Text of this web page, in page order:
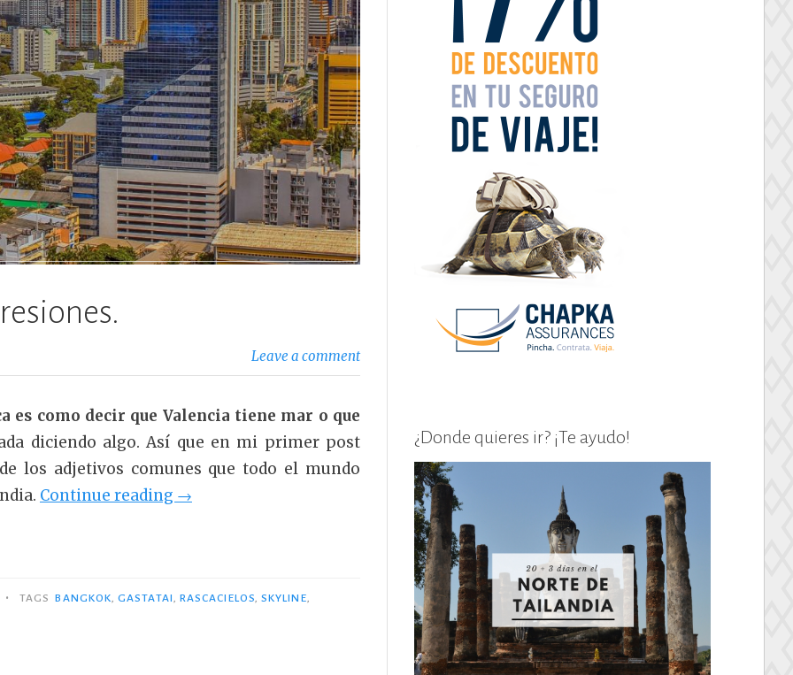
Leave a comment
es como decir que Valencia tiene mar o que
diciendo algo. Así que en mi primer post
los adjetivos comunes que todo el mundo
Continue reading «Bangkok,
→
• TAGS BANGKOK,GASTATAI, RASCACIELOS,SKYLINE,
¿Donde quieres ir? ¡Te ayudo!